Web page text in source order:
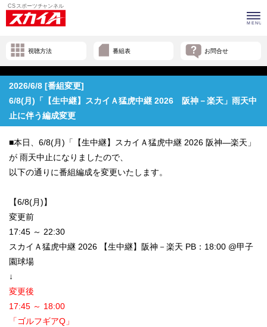
視聴方法 番組表 お問合せ
2026/6/8 [番組変更]
6/8(月)「【生中継】スカイＡ猛虎中継 2026 阪神－楽天」雨天中
止に伴う編成変更
■本日、6/8(月)「【生中継】スカイＡ猛虎中継 2026 阪神―楽天」
が 雨天中止になりましたので、
以下の通りに番組編成を変更いたします。
【6/8(月)】
変更前
17:45 ～ 22:30
スカイＡ猛虎中継 2026 【生中継】阪神－楽天 PB：18:00 @甲子
園球場
↓
変更後
17:45 ～ 18:00
「ゴルフギアQ」